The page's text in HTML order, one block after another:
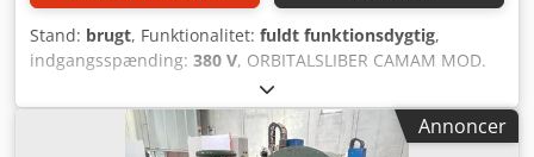
Stand: brugt, Funktionalitet: fuldt funktionsdygtig,
indgangsspænding: 380 V, ORBITALSLIBER CAMAM MOD.
LEC200/AV - Min./maks. bearbejdningsdiameter: 10/100
mm - Motor: 5,5 hk - Med fremføring Cjdjx Rn Taopfx
Ahmerf - Spænding: 380V/50Hz
Annoncer